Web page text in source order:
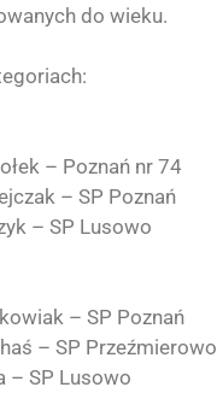
do wieku.
– Poznań nr 74
– SP Poznań
– SP Lusowo
– SP Poznań
– SP Przeźmierowo
– SP Lusowo